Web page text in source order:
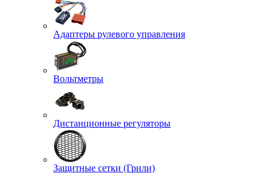
Адаптеры рулевого управления
Вольтметры
Дистанционные регуляторы
Защитные сетки (Грили)